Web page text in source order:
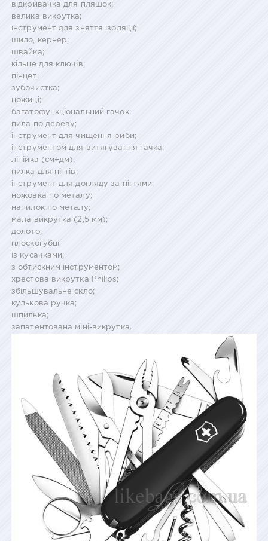
відкривачка для пляшок;
велика викрутка;
інструмент для зняття ізоляції;
шило, кернер;
швайка;
кільце для ключів;
пінцет;
зубочистка;
ножиці;
багатофункціональний гачок;
пила по дереву;
інструмент для чищення риби;
інструментом для витягування гачка;
лінійка (см+дм);
пилка для нігтів;
інструмент для догляду за нігтями;
ножовка по металу;
напилок по металу;
мала викрутка (2,5 мм);
долото;
плоскогубці
із кусачками;
з обтискним інструментом;
хрестова викрутка Philips;
збільшувальне скло;
кулькова ручка;
шпилька;
запатентована міні-викрутка.